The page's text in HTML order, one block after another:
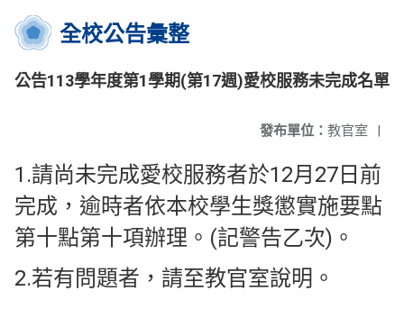
全校公告彙整
公告113學年度第1學期(第17週)愛校服務未完成名單
發布單位： 教官室 |
1.請尚未完成愛校服務者於12月27日前
完成，逾時者依本校學生獎懲實施要點
第十點第十項辦理。(記警告乙次)。
2.若有問題者，請至教官室說明。